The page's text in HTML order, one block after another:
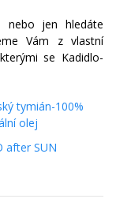
nebo jen hledáte
Vám z vlastní
se Kadidlo-
tymián-100%
olej
after SUN